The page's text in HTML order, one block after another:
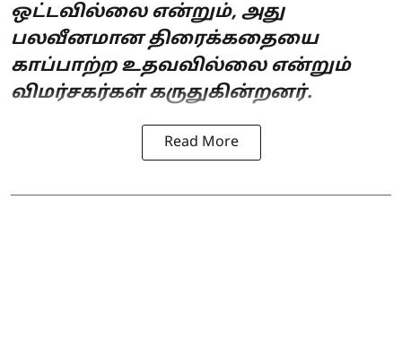
ஒட்டவில்லை என்றும், அது
பலவீனமான திரைக்கதையை
காப்பாற்ற உதவவில்லை என்றும்
விமர்சகர்கள் கருதுகின்றனர்.
Read More